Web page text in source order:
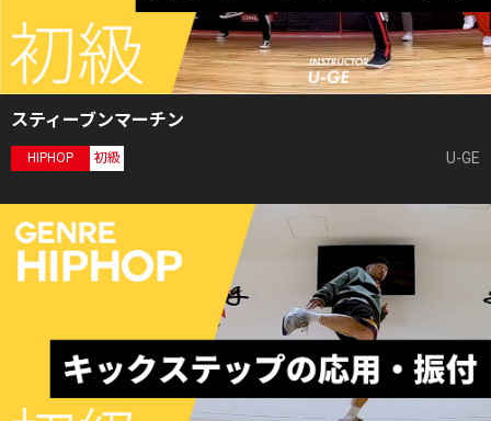
スティーブンマーチン
HIPHOP 初級 U-GE